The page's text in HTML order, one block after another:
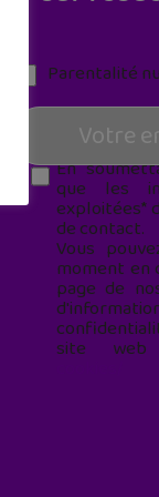
Parentalité
En
que les
exploitées*
de contact.
Vous
moment en
page de
site web